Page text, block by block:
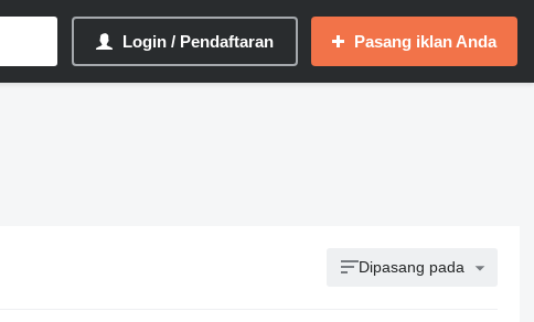
Login / Pendaftaran Pasang iklan Anda
Dipasang pada